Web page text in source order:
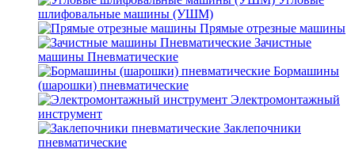
шлифовальные машины (УШМ)
Прямые отрезные машины
Зачистные
машины Пневматические
Бормашины
(шарошки) пневматические
Электромонтажный
инструмент
Заклепочники
пневматические